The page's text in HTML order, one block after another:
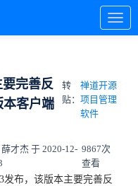
完善反
本客户端
转
贴：
禅道开源
项目管理
软件
才杰 于 2020-12- 9867次
查看
布，该版本主要完善反